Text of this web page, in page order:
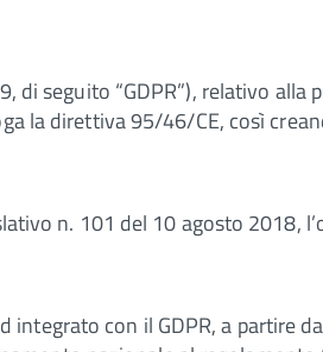
seguito “GDPR”), relativo alla
la direttiva 95/46/CE, così
n. 101 del 10 agosto 2018,
con il GDPR, a partire